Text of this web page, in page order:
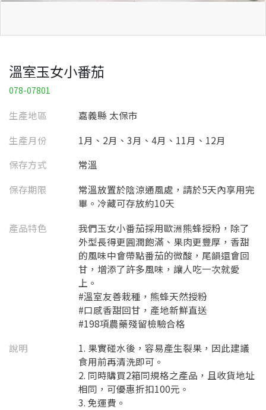
溫室玉女小番茄
078-07801
生產地區
嘉義縣 太保市
生產月份
1月、2月、3月、4月、11月、12月
保存方式
常溫
保存期限
常溫放置於陰涼通風處，請於5天內享用完
畢。冷藏可存放約10天
產品特色
我們玉女小番茄採用歐洲熊蜂授粉，除了
外型長得更圓潤飽滿、果肉更豐厚，香甜
的風味中會帶點番茄的微酸，尾韻還會回
甘，增添了許多風味，讓人吃一次就愛
上。
#溫室友善栽種，熊蜂天然授粉
#口感香甜回甘，產地新鮮直送
#198項農藥殘留檢驗合格
說明
1. 果實碰水後，容易產生裂果，因此建議
食用前再清洗即可。
2. 同時購買2箱同規格之產品，且收貨地址
相同，可優惠折扣100元。
3. 免運費。